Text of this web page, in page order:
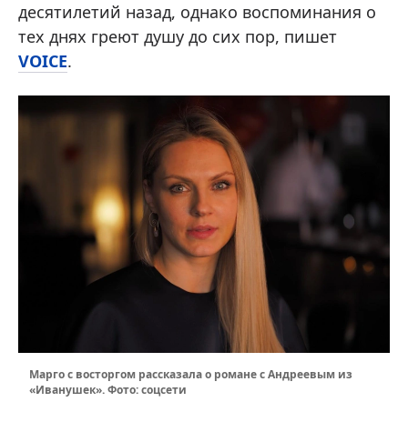
десятилетий назад, однако воспоминания о
тех днях греют душу до сих пор, пишет
VOICE.
Марго с восторгом рассказала о романе с Андреевым из
«Иванушек». Фото: соцсети